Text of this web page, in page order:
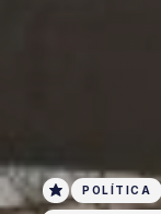
POLÍTICA